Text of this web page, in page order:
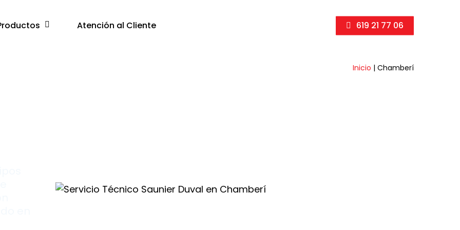
Atención al Cliente 619 21 77 06
Inicio | Chamberí